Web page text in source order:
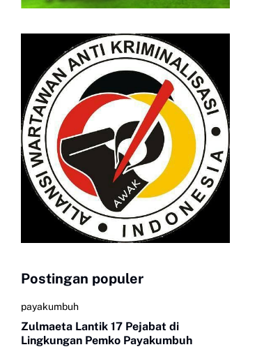
Postingan populer
payakumbuh
Zulmaeta Lantik 17 Pejabat di
Lingkungan Pemko Payakumbuh